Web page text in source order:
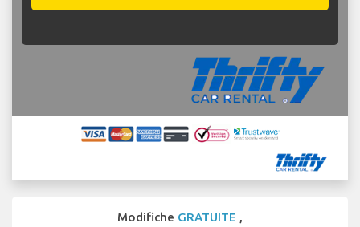
Modifiche GRATUITE ,